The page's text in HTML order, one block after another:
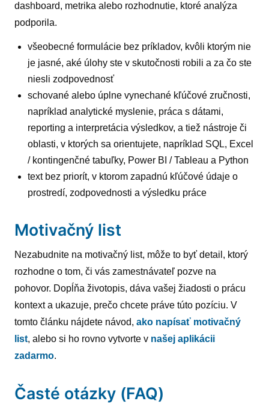
dashboard, metrika alebo rozhodnutie, ktoré analýza
podporila.
všeobecné formulácie bez príkladov, kvôli ktorým nie
je jasné, aké úlohy ste v skutočnosti robili a za čo ste
niesli zodpovednosť
schované alebo úplne vynechané kľúčové zručnosti,
napríklad analytické myslenie, práca s dátami,
reporting a interpretácia výsledkov, a tiež nástroje či
oblasti, v ktorých sa orientujete, napríklad SQL, Excel
/ kontingenčné tabuľky, Power BI / Tableau a Python
text bez priorít, v ktorom zapadnú kľúčové údaje o
prostredí, zodpovednosti a výsledku práce
Motivačný list
Nezabudnite na motivačný list, môže to byť detail, ktorý
rozhodne o tom, či vás zamestnávateľ pozve na
pohovor. Dopĺňa životopis, dáva vašej žiadosti o prácu
kontext a ukazuje, prečo chcete práve túto pozíciu. V
tomto článku nájdete návod, ako napísať motivačný
list, alebo si ho rovno vytvorte v našej aplikácii
zadarmo.
Časté otázky (FAQ)